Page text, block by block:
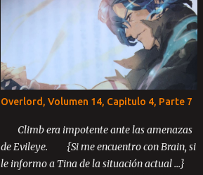
Capítulo 3: El último rey Parte 1 Parte 2
Parte 3 ...
Overlord, Volumen 14, Capitulo 4, Parte 7
Climb era impotente ante las amenazas
de Evileye. {Si me encuentro con Brain, si
le informo a Tina de la situación actual ...}